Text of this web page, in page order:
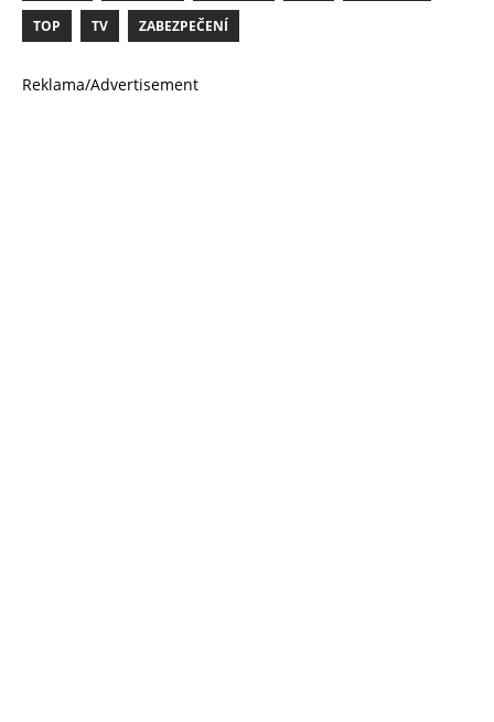
TOP TV ZABEZPEČENÍ
Reklama/Advertisement